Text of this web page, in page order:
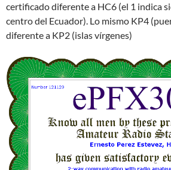
certificado diferente a HC6 (el 1 indica
centro del Ecuador). Lo mismo KP4
diferente a KP2 (islas vírgenes)